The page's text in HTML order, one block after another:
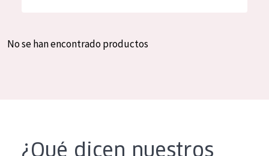
Spanish
No se han encontrado productos
¿Qué dicen nuestros